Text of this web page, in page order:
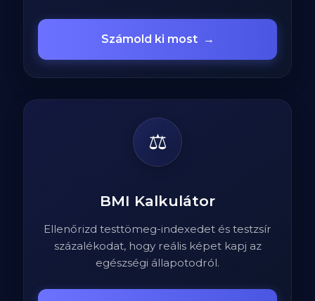
Számold ki most →
⚖️
BMI Kalkulátor
Ellenőrizd testtömeg-indexedet és testzsír
százalékodat, hogy reális képet kapj az
egészségi állapotodról.